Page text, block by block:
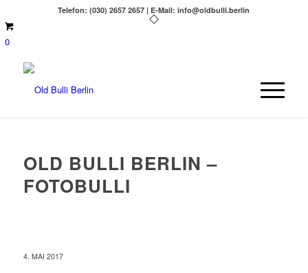
Telefon: (030) 2657 2657 | E-Mail: info@oldbulli.berlin
0
OLD BULLI BERLIN –
FOTOBULLI
4. MAI 2017